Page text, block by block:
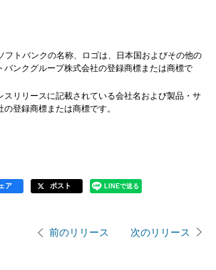
フトバンクの名称、ロゴは、日本国およびその他の
バンクグループ株式会社の登録商標または商標で
スリリースに記載されている会社名および製品・サ
登録商標または商標です。
ア ポスト LINEで送る
前のリリース 次のリリース